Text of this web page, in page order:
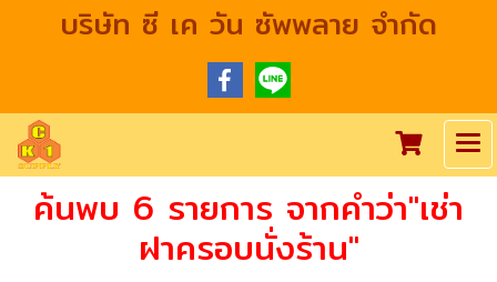
บริษัท ซี เค วัน ซัพพลาย จำกัด
ค้นพบ 6 รายการ จากคำว่า"เช่า
ฝาครอบนั่งร้าน"